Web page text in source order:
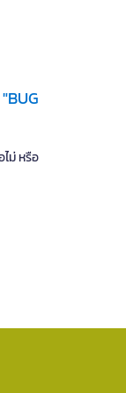
"BUG
ม่ หรือ